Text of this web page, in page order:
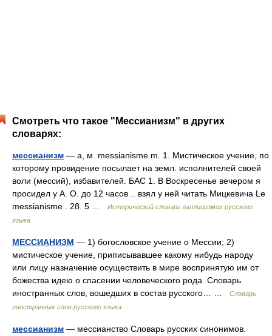
Смотреть что такое "Мессианизм" в других
словарях:
мессианизм — а, м. messianisme m. 1. Мистическое учение, по
которому провидение посылает на земл. исполнителей своей
воли (мессий), избавителей. БАС 1. В Воскресенье вечером я
просидел у А. О. до 12 часов .. взял у ней читать Мицкевича Le
messianisme . 28. 5 …
Исторический словарь галлицизмов русского
языка
МЕССИАНИЗМ — 1) богословское учение о Мессии; 2)
мистическое учение, приписывавшее какому нибудь народу
или лицу назначение осуществить в мире воспринятую им от
божества идею о спасении человеческого рода. Словарь
иностранных слов, вошедших в состав русского… …
Словарь
иностранных слов русского языка
мессианизм — мессианство Словарь русских синонимов.